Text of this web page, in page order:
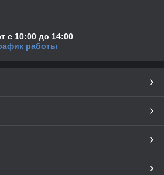
с 10:00 до 14:00
работы